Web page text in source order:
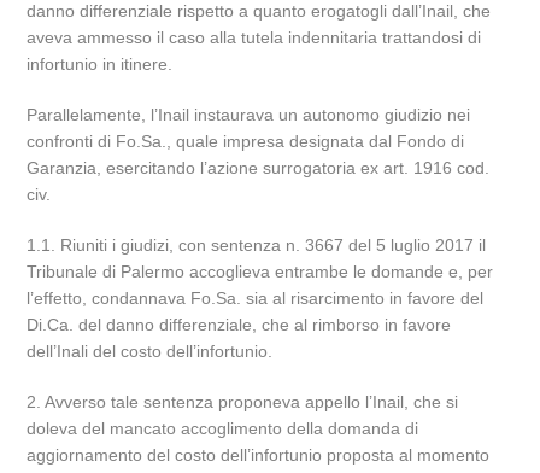
danno differenziale rispetto a quanto erogatogli dall’Inail, che
aveva ammesso il caso alla tutela indennitaria trattandosi di
infortunio in itinere.
Parallelamente, l’Inail instaurava un autonomo giudizio nei
confronti di Fo.Sa., quale impresa designata dal Fondo di
Garanzia, esercitando l’azione surrogatoria ex art. 1916 cod.
civ.
1.1. Riuniti i giudizi, con sentenza n. 3667 del 5 luglio 2017 il
Tribunale di Palermo accoglieva entrambe le domande e, per
l’effetto, condannava Fo.Sa. sia al risarcimento in favore del
Di.Ca. del danno differenziale, che al rimborso in favore
dell’Inali del costo dell’infortunio.
2. Avverso tale sentenza proponeva appello l’Inail, che si
doleva del mancato accoglimento della domanda di
aggiornamento del costo dell’infortunio proposta al momento